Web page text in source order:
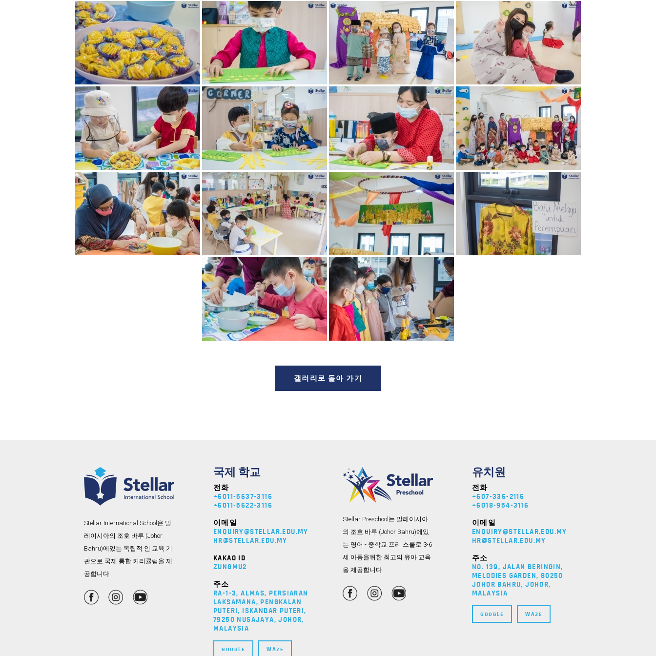
갤러리로 돌아 가기
Stellar International School은 말
레이시아의 조호 바루 (Johor
Bahru)에있는 독립적 인 교육 기
관으로 국제 통합 커리큘럼을 제
공합니다.
국제 학교
전화
+6011-5637-3116
+6011-5622-3116
이메일
ENQUIRY@STELLAR.EDU.MY
HR@STELLAR.EDU.MY
KAKAO ID
ZUNGMU2
주소
RA-1-3, ALMAS, PERSIARAN
LAKSAMANA, PENGKALAN
PUTERI, ISKANDAR PUTERI,
79250 NUSAJAYA, JOHOR,
MALAYSIA
GOOGLE WAZE
Stellar Preschool는 말레이시아
의 조호 바루 (Johor Bahru)에있
는 영어 - 중학교 프리 스쿨로 3-6
세 아동을위한 최고의 유아 교육
을 제공합니다.
유치원
전화
+607-336-2116
+6018-954-3116
이메일
ENQUIRY@STELLAR.EDU.MY
HR@STELLAR.EDU.MY
주소
NO. 139, JALAN BERINGIN,
MELODIES GARDEN, 80250
JOHOR BAHRU, JOHOR,
MALAYSIA
GOOGLE WAZE